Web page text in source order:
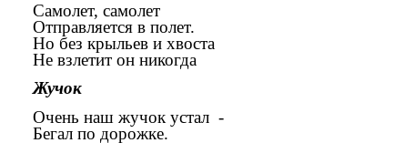
Самолет, самолет Дом
Отправляется в полет. Где
Но без крыльев и хвоста Мы
Не взлетит он никогда
Жучок
Очень наш жучок устал -
Бегал по дорожке. Вот и